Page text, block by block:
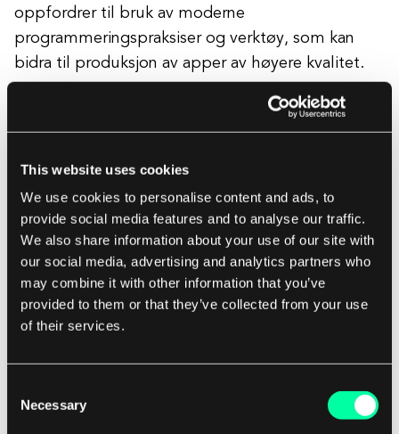
This website uses cookies
We use cookies to personalise content and ads, to
provide social media features and to analyse our traffic.
We also share information about your use of our site with
our social media, advertising and analytics partners who
may combine it with other information that you’ve
provided to them or that they’ve collected from your use
of their services.
Selection
Necessary
oppfordrer til bruk av moderne
programmeringspraksiser og verktøy, som kan
bidra til produksjon av apper av høyere kvalitet.
Kode gjenbruk
Den effektive utviklingen avflere plattformer
samtidiger den største og sterkeste fordelen
med React Native. Å bruke den samme
kodebasen for forskjellige plattformer gir andre
vare på én, ikke flere kodebaser), og en
jevnere